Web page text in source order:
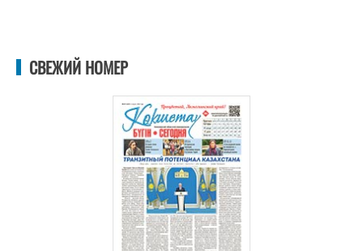
СВЕЖИЙ НОМЕР